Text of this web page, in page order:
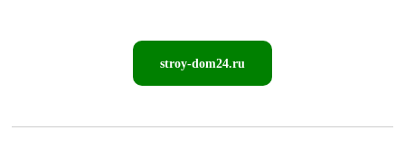
stroy-dom24.ru